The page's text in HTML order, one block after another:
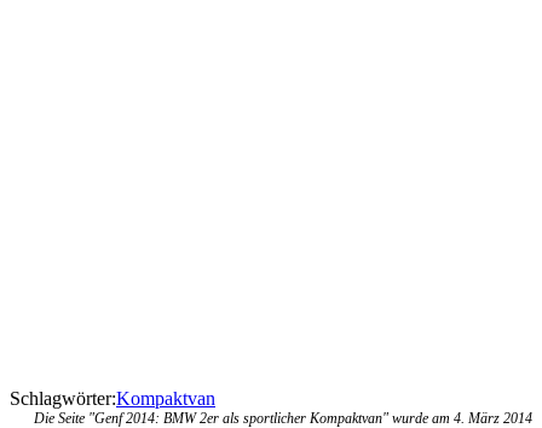
Schlagwörter:Kompaktvan
Die Seite "Genf 2014: BMW 2er als sportlicher Kompaktvan" wurde am 4. März 2014